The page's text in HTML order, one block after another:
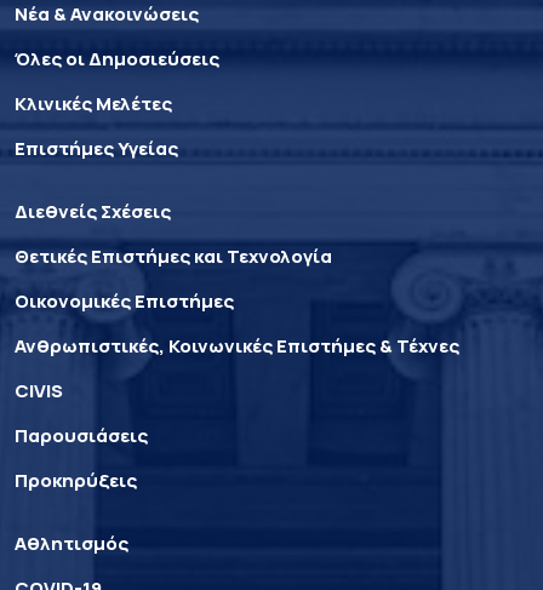
Νέα & Ανακοινώσεις
Όλες οι Δημοσιεύσεις
Κλινικές Μελέτες
Επιστήμες Υγείας
Διεθνείς Σχέσεις
Θετικές Επιστήμες και Τεχνολογία
Οικονομικές Επιστήμες
Ανθρωπιστικές, Κοινωνικές Επιστήμες & Τέχνες
CIVIS
Παρουσιάσεις
Προκηρύξεις
Αθλητισμός